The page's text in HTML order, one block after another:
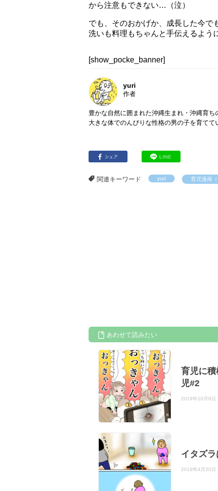
から注意もできない…（泣）
でも、そのおかげか、成長した今で
洗いも料理もちゃんと手伝えるよ
[show_pocke_banner]
yuri
作者
豊かな自然に囲まれた沖縄生まれ・沖縄育
大きな体でのんびりな性格の男の子を育てて
関連キーワード yuri 育児漫画
あわせて読みたい
育児に
児#2
2019年10月8日
イタズ
2019年4月20日